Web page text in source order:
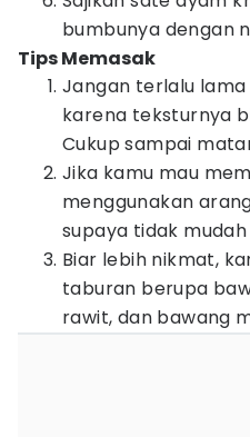
bumbunya dengan
Tips Memasak
Jangan terlalu
karena teksturnya
Cukup sampai
Jika kamu mau
menggunakan
supaya tidak mudah
Biar lebih nikmat,
taburan berupa
rawit, dan bawang